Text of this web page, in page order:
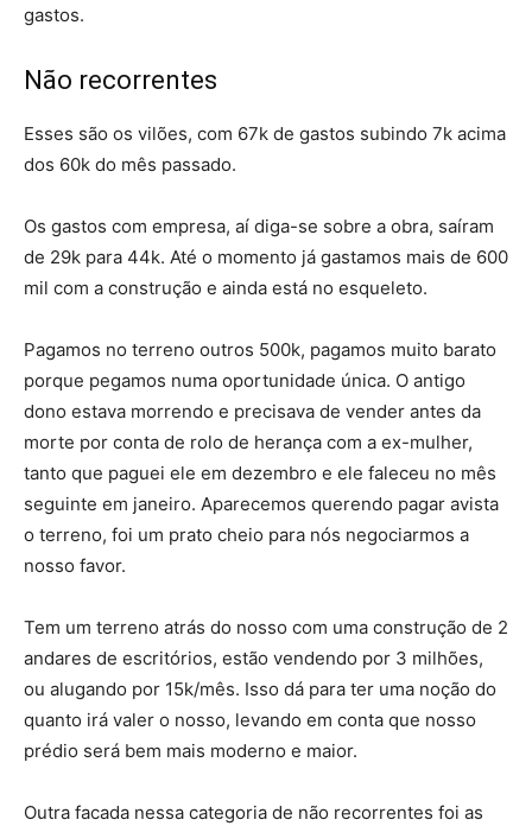
gastos.
Não recorrentes
Esses são os vilões, com 67k de gastos subindo 7k acima
dos 60k do mês passado.
Os gastos com empresa, aí diga-se sobre a obra, saíram
de 29k para 44k. Até o momento já gastamos mais de 600
mil com a construção e ainda está no esqueleto.
Pagamos no terreno outros 500k, pagamos muito barato
porque pegamos numa oportunidade única. O antigo
dono estava morrendo e precisava de vender antes da
morte por conta de rolo de herança com a ex-mulher,
tanto que paguei ele em dezembro e ele faleceu no mês
seguinte em janeiro. Aparecemos querendo pagar avista
o terreno, foi um prato cheio para nós negociarmos a
nosso favor.
Tem um terreno atrás do nosso com uma construção de 2
andares de escritórios, estão vendendo por 3 milhões,
ou alugando por 15k/mês. Isso dá para ter uma noção do
quanto irá valer o nosso, levando em conta que nosso
prédio será bem mais moderno e maior.
Outra facada nessa categoria de não recorrentes foi as